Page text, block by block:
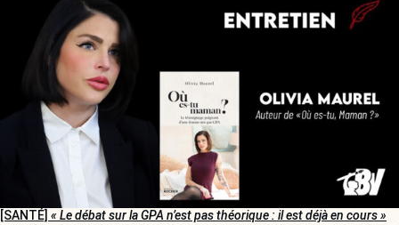
[SANTÉ] « Le débat sur la GPA n’est pas théorique : il est déjà en cours »